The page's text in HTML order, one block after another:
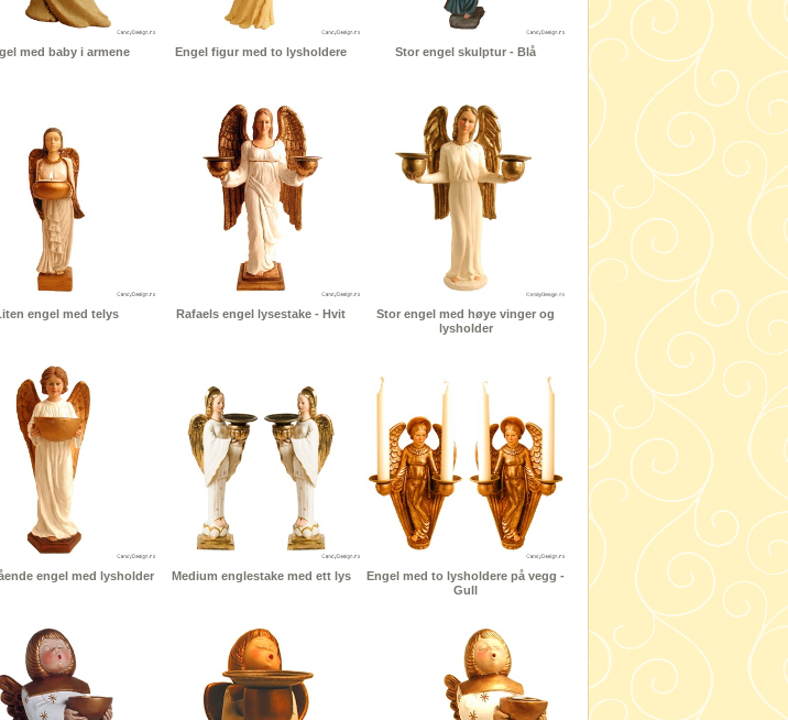
med baby i armene Engel figur med to lysholdere Stor engel skulptur - Blå
engel med telys Rafaels engel lysestake - Hvit
Stor engel med høye vinger og
lysholder
engel med lysholder Medium englestake med ett lys
Engel med to lysholdere på vegg -
Gull